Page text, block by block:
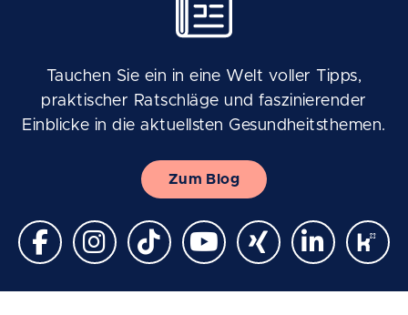
Tauchen Sie ein in eine Welt voller Tipps,
praktischer Ratschläge und faszinierender
Einblicke in die aktuellsten Gesundheitsthemen.
Zum Blog